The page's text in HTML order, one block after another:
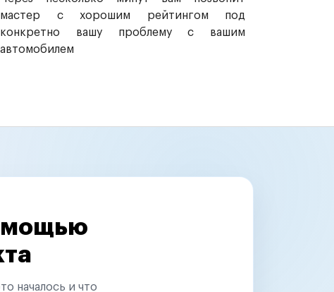
мастер с хорошим рейтингом под
конкретно вашу проблему с вашим
автомобилем
началось и что